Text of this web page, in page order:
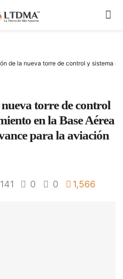
de la nueva torre de control y sistema
torre de control
en la Base Aérea
para la aviación
141 0 0 1,566